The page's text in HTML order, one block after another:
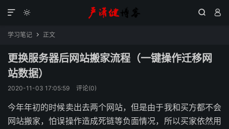

 

学习笔记  正文
更换服务器后网站搬家流程（一键操作迁移网
站数据）
2020-11-03 17:05:59 评论(0)
今年年初的时候卖出去两个网站，但是由于我和买方都不会
网站搬家，怕误操作造成死链等负面情况，所以买家依然用